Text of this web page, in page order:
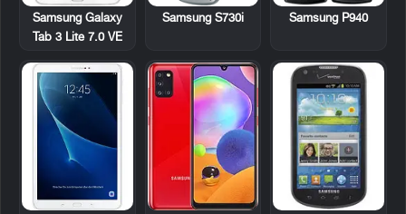
Samsung P940
Samsung S730i
Samsung Galaxy
Tab 3 Lite 7.0 VE